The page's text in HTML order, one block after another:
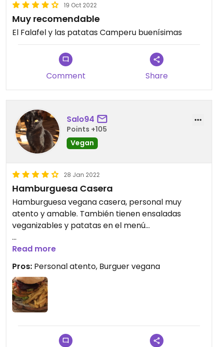
19 Oct 2022
Muy recomendable
El Falafel y las patatas Camperu buenísimas
Comment Share
Salo94
Points +105
Vegan
28 Jan 2022
Hamburguesa Casera
Hamburguesa vegana casera, personal muy
atento y amable. También tienen ensaladas
veganizables y patatas en el menú...
Updated from previous review on 2022-01-28
Read more
Pros: Personal atento, Burguer vegana